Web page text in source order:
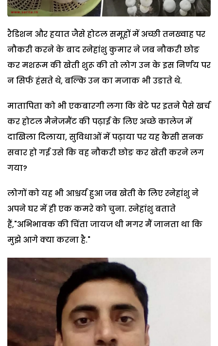
रैडिशन और हयात जैसे होटल समूहों में अच्छी तनख्वाह पर
नौकरी करने के बाद स्नेहांशु कुमार ने जब नौकरी छोङ
कर मशरूम की खेती शुरू की तो लोग उन के इस निर्णय पर
न सिर्फ हंसते थे, बल्कि उन का मजाक भी उङाते थे.
मातापिता को भी एकबारगी लगा कि बेटे पर इतने पैसे खर्च
कर होटल मैनेजमैंट की पढ़ाई के लिए अच्छे कालेज में
दाखिला दिलाया, सुविधाओं में पढ़ाया पर यह कैसी सनक
सवार हो गई उसे कि वह नौकरी छोङ कर खेती करने लग
गया?
लोगों को यह भी आश्चर्य हुआ जब खेती के लिए स्नेहांशु ने
अपने घर में ही एक कमरे को चुना. स्नेहांशु बताते
हैं,"अभिभावक की चिंता जायज थी मगर मैं जानता था कि
मुझे आगे क्या करना है."